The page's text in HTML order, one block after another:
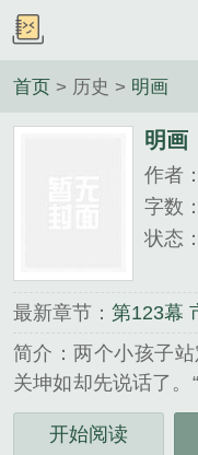
首页 > 历史 > 明画
明画
作者：
字数
状态
最新章节： 第123幕
简介：两个小孩子
关坤如却先说话了。
本是坤瑜拜师，小
但……拜师之事还是
开始阅读